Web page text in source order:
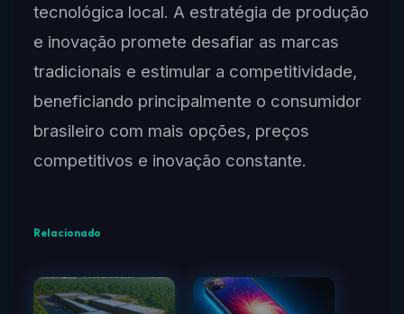
tecnológica local. A estratégia de produção
e inovação promete desafiar as marcas
tradicionais e estimular a competitividade,
beneficiando principalmente o consumidor
brasileiro com mais opções, preços
competitivos e inovação constante.
Relacionado